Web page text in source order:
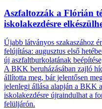
Aszfaltozzák a Flórián
iskolakezdésre
Újabb látványos szakaszához
felújítása: augusztus első
új aszfaltburkolatának
A BKK beruházásában zajló
állította meg, bár jelentősen
jelenlegi állása alapján a BKK
iskolakezdésre újraindulhat a
felüljárón.